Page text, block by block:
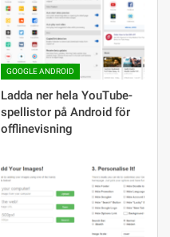
GOOGLE ANDROID
Ladda ner hela YouTube-
spellistor på Android för
offlinevisning